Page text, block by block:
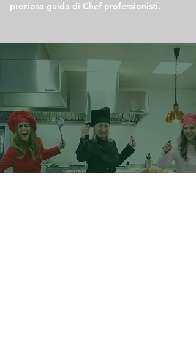
preziosa guida di Chef professionisti.